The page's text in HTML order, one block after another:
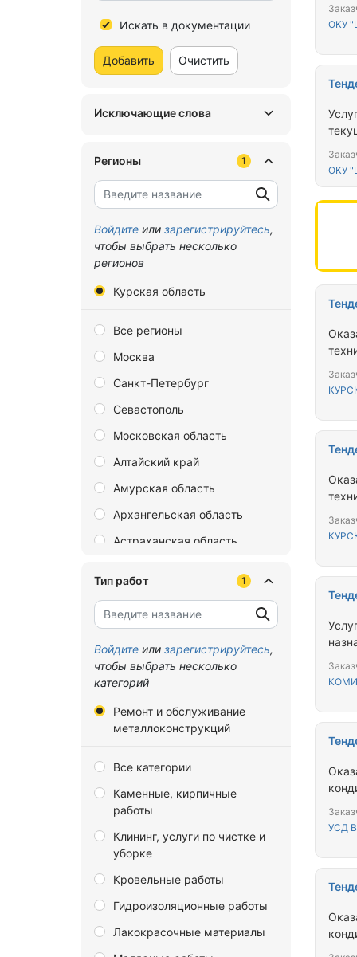
Искать в документации
Добавить Очистить
Исключающие слова
Регионы 1
Войдите или зарегистрируйтесь,
чтобы выбрать несколько
регионов
Курская область
Все регионы
Москва
Санкт-Петербург
Севастополь
Московская область
Алтайский край
Амурская область
Архангельская область
Астраханская область
Брянская область
Владимирская область
Волгоградская область
Воронежская область
Республика
Еврейская автономная
область
Забайкальский край
Запорожская область
Ивановская область
Иркутская область
Калининградская область
Тип работ 1
Войдите или зарегистрируйтесь,
чтобы выбрать несколько
категорий
Ремонт и обслуживание
металлоконструкций
Все категории
Каменные, кирпичные
работы
Клининг, услуги по чистке и
уборке
Кровельные работы
Гидроизоляционные работы
Лакокрасочные материалы
ОКУ
ОКУ
УСД